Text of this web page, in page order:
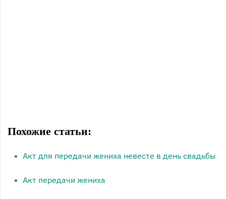
Похожие статьи:
Акт для передачи жениха невесте в день свадьбы
Акт передачи жениха